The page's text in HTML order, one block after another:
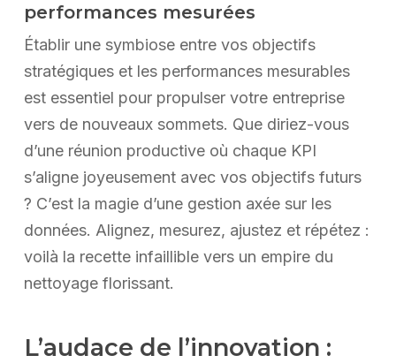
performances mesurées
Établir une symbiose entre vos objectifs
stratégiques et les performances mesurables
est essentiel pour propulser votre entreprise
vers de nouveaux sommets. Que diriez-vous
d’une réunion productive où chaque KPI
s’aligne joyeusement avec vos objectifs futurs
? C’est la magie d’une gestion axée sur les
données. Alignez, mesurez, ajustez et répétez :
voilà la recette infaillible vers un empire du
nettoyage florissant.
L’audace de l’innovation :